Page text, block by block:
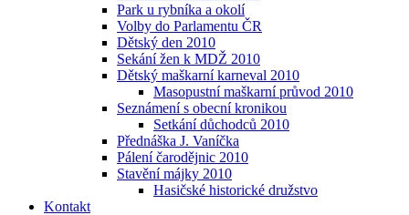
Park u rybníka a okolí
Volby do Parlamentu ČR
Dětský den 2010
Sekání žen k MDŽ 2010
Dětský maškarní karneval 2010
Masopustní maškarní průvod 2010
Seznámení s obecní kronikou
Setkání důchodců 2010
Přednáška J. Vaníčka
Pálení čarodějnic 2010
Stavění májky 2010
Hasičské historické družstvo
Kontakt